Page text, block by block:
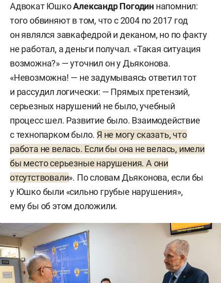
Адвокат ЮшкоАлександр Погодин напомнил:
того обвиняют в том, что с 2004 по 2017 год
он являлся завкафедрой и деканом, но по факту
не работал, а деньги получал. «Такая ситуация
возможна?» — уточнил он у Дьяконова.
«Невозможна! — не задумываясь ответил тот
и рассудил логически: — Прямых претензий,
серьезных нарушений не было, учебный
процесс шел. Развитие было. Взаимодействие
с технопарком было. Я не могу сказать, что
работа не велась. Если бы она не велась, имели
бы место серьезные нарушения. А они
отсутствовали». По словам Дьяконова, если бы
у Юшко были «сильно грубые нарушения»,
ему бы об этом доложили.